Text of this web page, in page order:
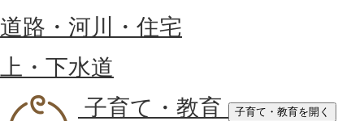
道路・河川・住宅
上・下水道
子育て・教育
子育て・教育を開く